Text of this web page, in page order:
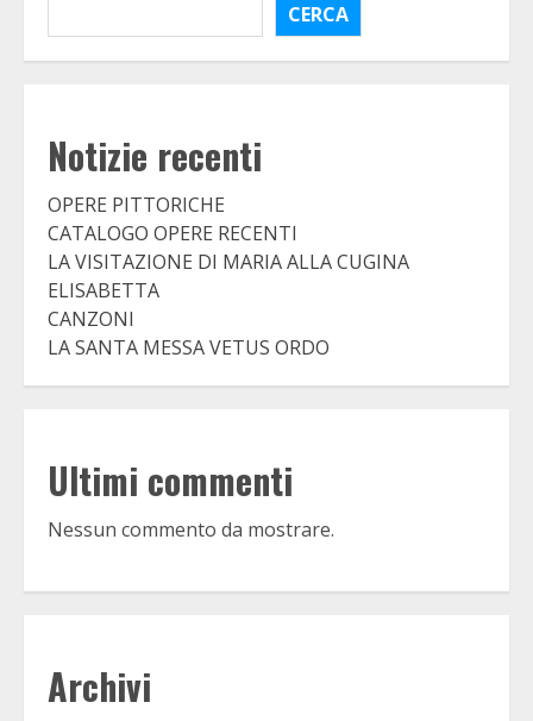
CERCA
Notizie recenti
OPERE PITTORICHE
CATALOGO OPERE RECENTI
LA VISITAZIONE DI MARIA ALLA CUGINA
ELISABETTA
CANZONI
LA SANTA MESSA VETUS ORDO
Ultimi commenti
Nessun commento da mostrare.
Archivi